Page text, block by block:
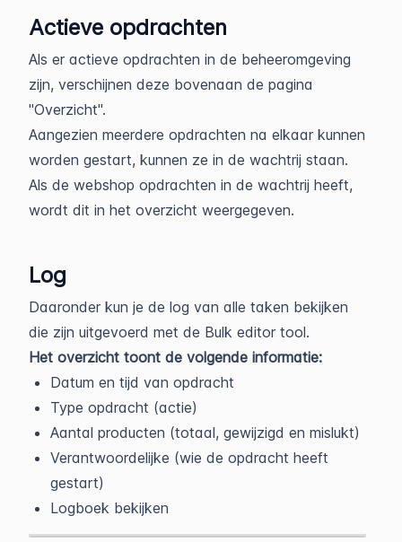
Actieve opdrachten
Als er actieve opdrachten in de beheeromgeving
zijn, verschijnen deze bovenaan de pagina
"Overzicht".
Aangezien meerdere opdrachten na elkaar kunnen
worden gestart, kunnen ze in de wachtrij staan.
Als de webshop opdrachten in de wachtrij heeft,
wordt dit in het overzicht weergegeven.
Log
Daaronder kun je de log van alle taken bekijken
die zijn uitgevoerd met de Bulk editor tool.
Het overzicht toont de volgende informatie:
Datum en tijd van opdracht
Type opdracht (actie)
Aantal producten (totaal, gewijzigd en mislukt)
Verantwoordelijke (wie de opdracht heeft
gestart)
Logboek bekijken